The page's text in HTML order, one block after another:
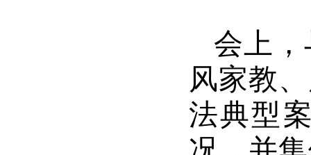
会上
风家教
法典型